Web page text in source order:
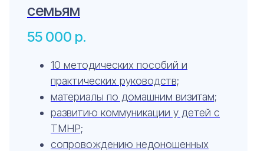
семьям
55 000 р.
10 методических пособий и
практических руководств;
материалы по домашним визитам;
развитию коммуникации у детей с
ТМНР;
сопровождению недоношенных